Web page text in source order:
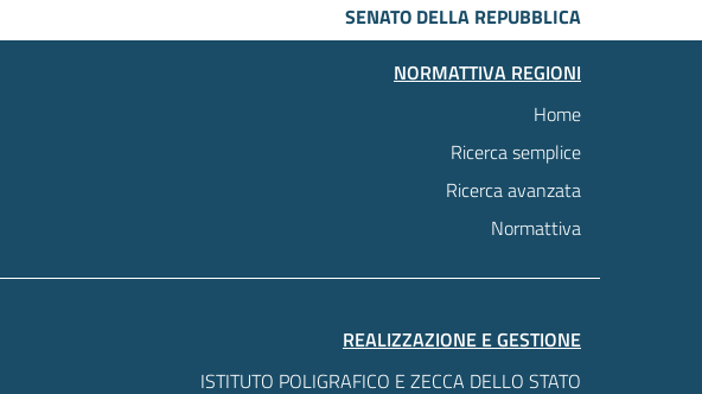
SENATO DELLA REPUBBLICA
NORMATTIVA REGIONI
Home
Ricerca semplice
Ricerca avanzata
Normattiva
REALIZZAZIONE E GESTIONE
ISTITUTO POLIGRAFICO E ZECCA DELLO STATO